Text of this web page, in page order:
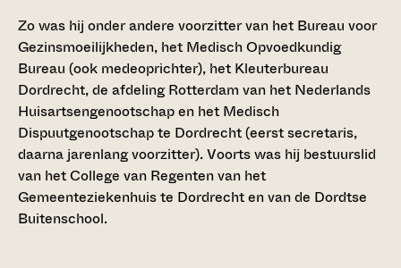
Zo was hij onder andere voorzitter van het Bureau voor
Gezinsmoeilijkheden, het Medisch Opvoedkundig
Bureau (ook medeoprichter), het Kleuterbureau
Dordrecht, de afdeling Rotterdam van het Nederlands
Huisartsengenootschap en het Medisch
Dispuutgenootschap te Dordrecht (eerst secretaris,
daarna jarenlang voorzitter). Voorts was hij bestuurslid
van het College van Regenten van het
Gemeenteziekenhuis te Dordrecht en van de Dordtse
Buitenschool.